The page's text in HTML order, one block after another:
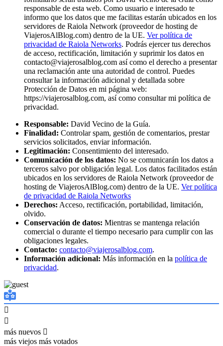
responsable de esta web. Como usuario e interesado te
informo que los datos que me facilitas estarán ubicados en los
servidores de Raiola Network (proveedor de hosting de
ViajerosAlBlog.com) dentro de la UE. Ver política de
privacidad de Raiola Networks. Podrás ejercer tus derechos
de acceso, rectificación, limitación y suprimir los datos en
contacto@viajerosalblog.com así como el derecho a presentar
una reclamación ante una autoridad de control. Puedes
consultar la información adicional y detallada sobre
Protección de Datos en mi página web:
https://viajerosalblog.com, así como consultar mi política de
privacidad.
Responsable: David Vecino de la Guía.
Finalidad: Controlar spam, gestión de comentarios, prestar
servicios solicitados, enviar información.
Legitimación: Consentimiento del interesado.
Comunicación de los datos: No se comunicarán los datos a
terceros salvo por obligación legal. Los datos facilitados están
ubicados en los servidores de Raiola Network (proveedor de
hosting de ViajerosAlBlog.com) dentro de la UE. Ver política
de privacidad de Raiola Networks
Derechos: Acceso, rectificación, portabilidad, limitación,
olvido.
Conservación de datos: Mientras se mantenga relación
comercial o durante el tiempo necesario para cumplir con las
obligaciones legales.
Contacto: contacto@viajerosalblog.com.
Información adicional: Más información en la política de
privacidad.
más nuevos
más viejos más votados